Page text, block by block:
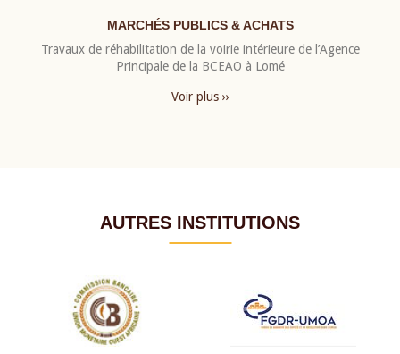
MARCHÉS PUBLICS & ACHATS
Travaux de réhabilitation de la voirie intérieure de l’Agence
Principale de la BCEAO à Lomé
Voir plus ››
AUTRES INSTITUTIONS